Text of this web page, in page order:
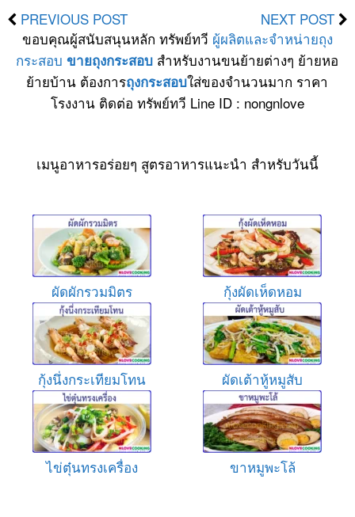
PREVIOUS POST
NEXT POST
ขอบคุณผู้สนับสนุนหลัก ทรัพย์ทวี ผู้ผลิตและจำหน่ายถุง
กระสอบ ขายถุงกระสอบ สำหรับงานขนย้ายต่างๆ ย้ายหอ
ย้ายบ้าน ต้องการถุงกระสอบใส่ของจำนวนมาก ราคา
โรงงาน ติดต่อ ทรัพย์ทวี Line ID : nongnlove
เมนูอาหารอร่อยๆ สูตรอาหารแนะนำ สำหรับวันนี้
ผัดผักรวมมิตร กุ้งผัดเห็ดหอม
กุ้งนึ่งกระเทียมโทน ผัดเต้าหู้หมูสับ
ไข่ตุ๋นทรงเครื่อง ขาหมูพะโล้